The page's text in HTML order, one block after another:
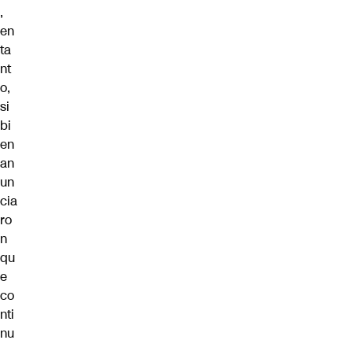
,
en
ta
nt
o,
si
bi
en
an
un
cia
ro
n
qu
e
co
nti
nu